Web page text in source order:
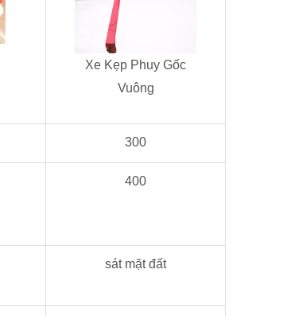
Xe Kẹp Phuy Gốc
Vuông
300
400
sát mặt đất